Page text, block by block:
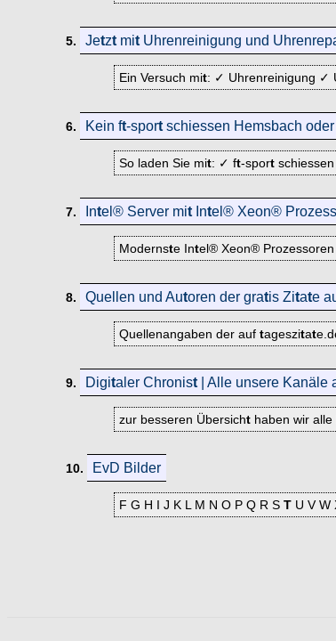
5. Jetzt mit Uhrenreinigung und
Ein Versuch mit: ✓ Uhrenreinigung ✓
6. Kein ft-sport schiessen Hemsbach
So laden Sie mit: ✓ ft-sport
7. Intel® Server mit Intel® Xeon®
Modernste Intel® Xeon®
8. Quellen und Autoren der gratis Zitate
Quellenangaben der auftageszitat
9. Digitaler Chronist | Alle unsere Kanäle
zur besseren Übersicht haben wir
10. EvD Bilder
F G H I J K L M N O P Q R ST U V W